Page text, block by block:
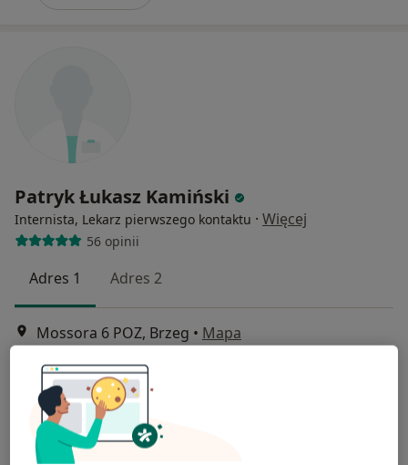
Patryk Łukasz Kamiński
Internista, Lekarz pierwszego kontaktu · Więcej
56 opinii
Adres 1 Adres 2
Mossora 6 POZ, Brzeg • Mapa
Konsultacja internistyczna (NFZ)
Poproś o wizytę